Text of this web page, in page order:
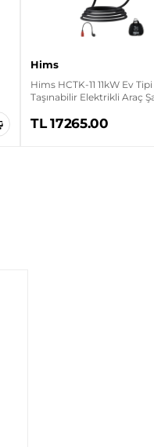
Hims
Hims HCTK-11 11kW Ev Tipi
Taşınabilir Elektrikli Araç
TL 17265.00